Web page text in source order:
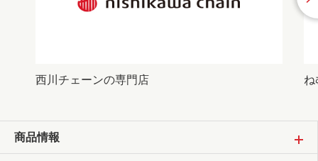
西川チェーンの専門店
商品情報